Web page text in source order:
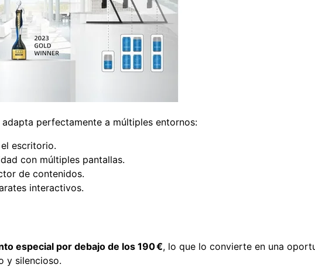
perfectamente a múltiples entornos:
escritorio.
con múltiples pantallas.
de contenidos.
interactivos.
especial por debajo de los 190 €, lo que lo convierte en una
y silencioso.